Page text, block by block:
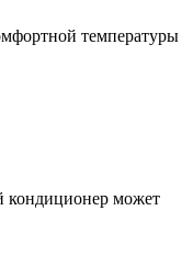
температуры
кондиционер может